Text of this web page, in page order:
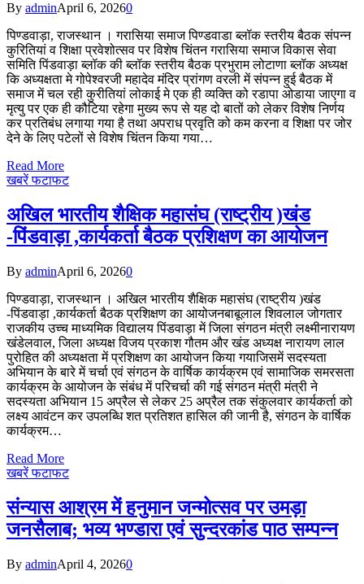
By adminApril 6, 20260
पिण्डवाड़ा, राजस्थान । गरासिया समाज पिण्डवाडा ब्लॉक स्तरीय बैठक संपन्न
कुरितियां व शिक्षा प्रवेशोत्सव पर विशेष चिंतन गरासिया समाज विकास सेवा
समिति पिंडवाड़ा ब्लॉक की ब्लॉक स्तरीय बैठक प्रभुराम लोटाणा ब्लॉक अध्यक्ष
कि अध्यक्षता मे गोपेश्वरजी महादेव मंदिर प्रांगण वरली में संपन्न हुई बैठक में
समाज में चल रही कुरीतियां लोकाई मे एक ही व्यक्ति को रडापा ओडाया जाएगा व
मृत्यु पर एक ही कौटिया रहेगा मुख्य रूप से यह दो बातों को लेकर विशेष निर्णय
कर प्रतिबंध लगाया गया है तथा अपराध प्रवृति को कम करना व शिक्षा पर जोर
देने के लिए पटेलों से विशेष चिंतन किया गया…
Read More
खबरें फटाफट
अखिल भारतीय शैक्षिक महासंघ (राष्ट्रीय )खंड
-पिंडवाड़ा ,कार्यकर्ता बैठक प्रशिक्षण का आयोजन
By adminApril 6, 20260
पिण्डवाड़ा, राजस्थान । अखिल भारतीय शैक्षिक महासंघ (राष्ट्रीय )खंड
-पिंडवाड़ा ,कार्यकर्ता बैठक प्रशिक्षण का आयोजनबाबूलाल शिवलाल जोगतार
राजकीय उच्च माध्यमिक विद्यालय पिंडवाड़ा में जिला संगठन मंत्री लक्ष्मीनारायण
खंडेलवाल, जिला अध्यक्ष विजय प्रकाश गौतम और खंड अध्यक्ष नारायण लाल
पुरोहित की अध्यक्षता में प्रशिक्षण का आयोजन किया गयाजिसमें सदस्यता
अभियान के बारे में चर्चा एवं संगठन के वार्षिक कार्यक्रम एवं सामाजिक समरसता
कार्यक्रम के आयोजन के संबंध में परिचर्चा की गई संगठन मंत्री मंत्री ने
सदस्यता अभियान 15 अप्रैल से लेकर 25 अप्रैल तक संकुलवार कार्यकर्ता को
लक्ष्य आवंटन कर उपलब्धि शत प्रतिशत हासिल की जानी है, संगठन के वार्षिक
कार्यक्रम…
Read More
खबरें फटाफट
संन्यास आश्रम में हनुमान जन्मोत्सव पर उमड़ा
जनसैलाब; भव्य भण्डारा एवं सुन्दरकांड पाठ सम्पन्न
By adminApril 4, 20260